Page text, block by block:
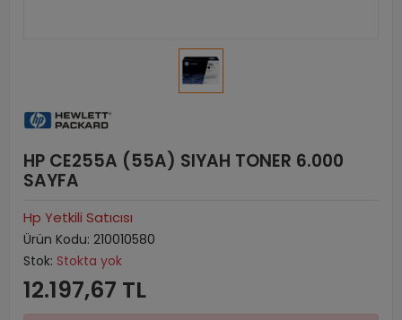
HP CE255A (55A) SIYAH TONER 6.000
SAYFA
Hp Yetkili Satıcısı
Ürün Kodu: 210010580
Stok: Stokta yok
12.197,67 TL